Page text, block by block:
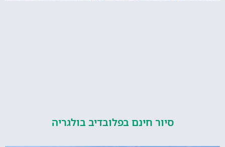
סיור חינם בפלובדיב בולגריה